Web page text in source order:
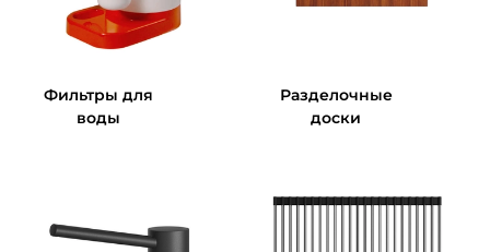
Фильтры для
воды
Разделочные
доски